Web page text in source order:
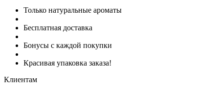
Только натуральные ароматы
Бесплатная доставка
Бонусы с каждой покупки
Красивая упаковка заказа!
Клиентам